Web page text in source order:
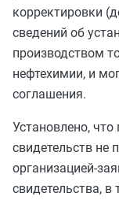
корректировки
сведений об
производством
нефтехимии, и
соглашения.
Установлено,
свидетельств не
организацией-
свидетельства, в